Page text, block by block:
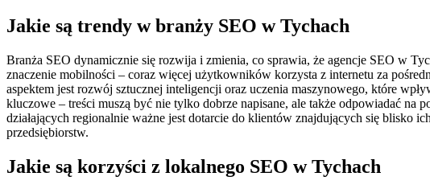
Jakie są trendy w branży SEO w Tychach
Branża SEO dynamicznie się rozwija i zmienia, co sprawia, że agencje SEO w
znaczenie mobilności – coraz więcej użytkowników korzysta z internetu za
aspektem jest rozwój sztucznej inteligencji oraz uczenia maszynowego, które
kluczowe – treści muszą być nie tylko dobrze napisane, ale także odpowiadać
działających regionalnie ważne jest dotarcie do klientów znajdujących się blisko
przedsiębiorstw.
Jakie są korzyści z lokalnego SEO w Tychach